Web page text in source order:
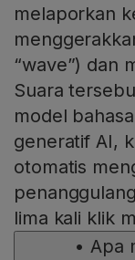
melaporkan
“wave”) dan
Suara
model
generatif AI,
otomatis
lima kali klik
• Apa